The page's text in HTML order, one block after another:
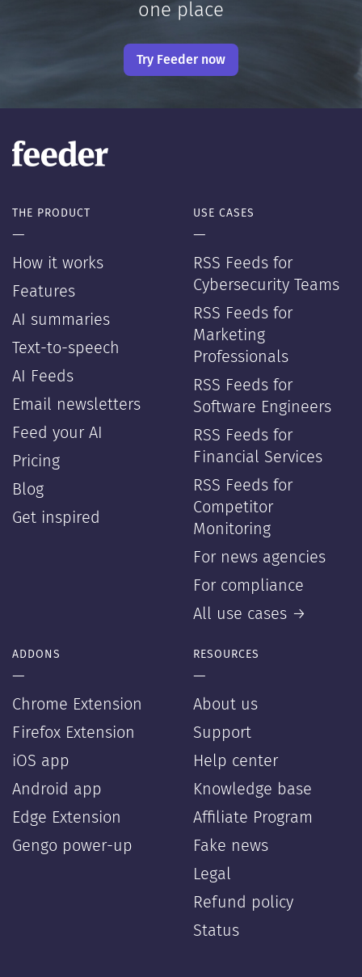
one place
Try Feeder now
THE PRODUCT
—
How it works
Features
AI summaries
Text-to-speech
AI Feeds
Email newsletters
Feed your AI
Pricing
Blog
Get inspired
USE CASES
—
RSS Feeds for
Cybersecurity Teams
RSS Feeds for
Marketing
Professionals
RSS Feeds for
Software Engineers
RSS Feeds for
Financial Services
RSS Feeds for
Competitor
Monitoring
For news agencies
For compliance
All use cases →
ADDONS
—
Chrome Extension
Firefox Extension
iOS app
Android app
Edge Extension
Gengo power-up
RESOURCES
—
About us
Support
Help center
Knowledge base
Affiliate Program
Fake news
Legal
Refund policy
Status